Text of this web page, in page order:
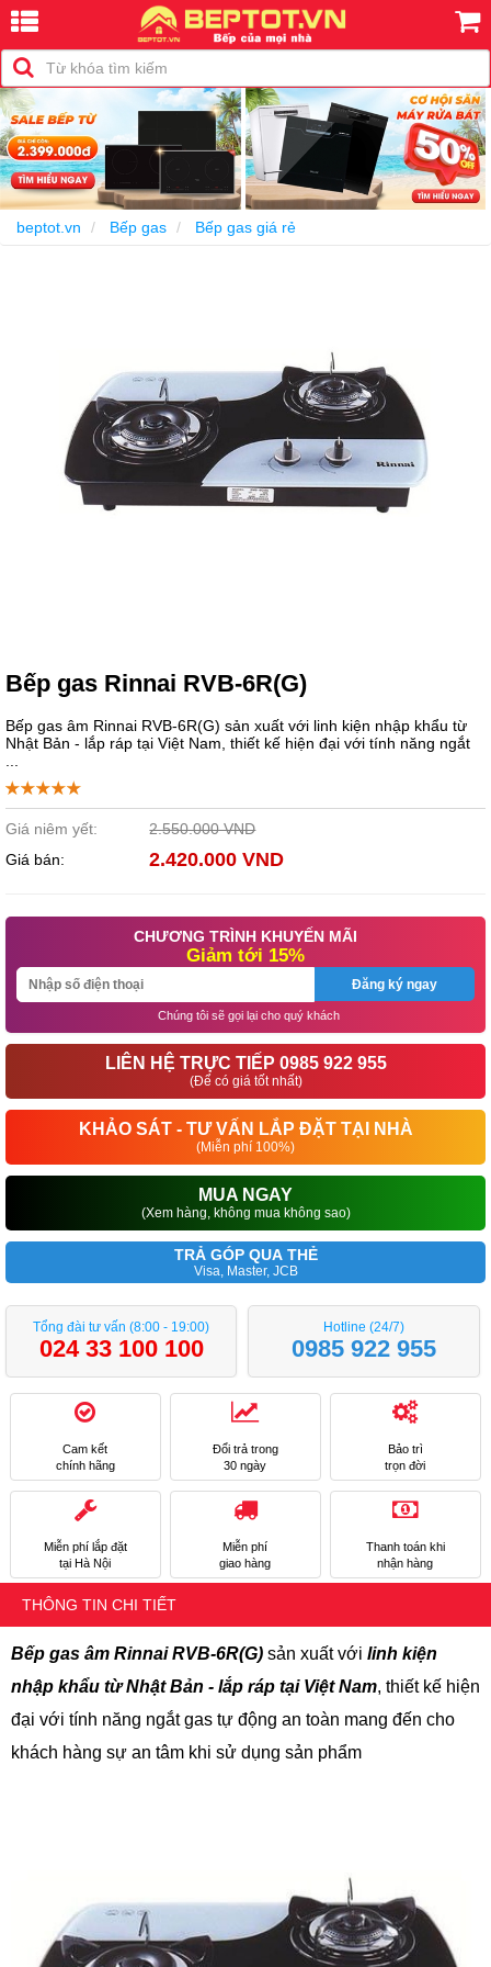
beptot.vn Bếp gas Bếp gas giá rẻ
Bếp gas Rinnai RVB-6R(G)
Bếp gas âm Rinnai RVB-6R(G) sản xuất với linh kiện nhập khẩu từ
Nhật Bản - lắp ráp tại Việt Nam, thiết kế hiện đại với tính năng ngắt
Giá niêm yết: 2.550.000 VND
-5%
Giá bán: 2.420.000 VND
CHƯƠNG TRÌNH KHUYẾN MÃI
Giảm tới 15%
Đăng ký ngay
Chúng tôi sẽ gọi lại cho quý khách
LIÊN HỆ TRỰC TIẾP 0985 922 955
(Để có giá tốt nhất)
KHẢO SÁT - TƯ VẤN LẮP ĐẶT TẠI NHÀ
(Miễn phí 100%)
MUA NGAY
(Xem hàng, không mua không sao)
TRẢ GÓP QUA THẺ
Visa, Master, JCB
Tổng đài tư vấn (8:00 - 19:00)
024 33 100 100
Hotline (24/7)
0985 922 955
Cam kết
chính hãng
Đổi trả trong
30 ngày
Bảo trì
trọn đời
Miễn phí lắp đặt
tại Hà Nội
Miễn phí
giao hàng
Thanh toán khi
nhận hàng
THÔNG TIN CHI TIẾT
Bếp gas âm Rinnai RVB-6R(G) sản xuất với linh kiện
nhập khẩu từ Nhật Bản - lắp ráp tại Việt Nam, thiết kế hiện
đại với tính năng ngắt gas tự động an toàn mang đến cho
khách hàng sự an tâm khi sử dụng sản phẩm